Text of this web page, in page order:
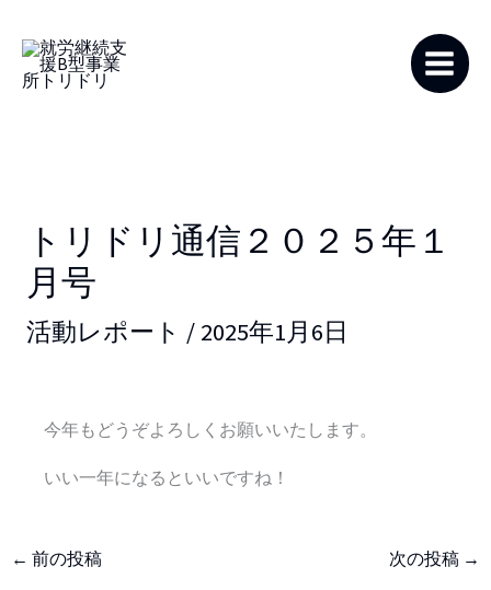
トリドリ通信２０２５年１
月号
活動レポート / 2025年1月6日
今年もどうぞよろしくお願いいたします。
いい一年になるといいですね！
← 前の投稿 次の投稿 →